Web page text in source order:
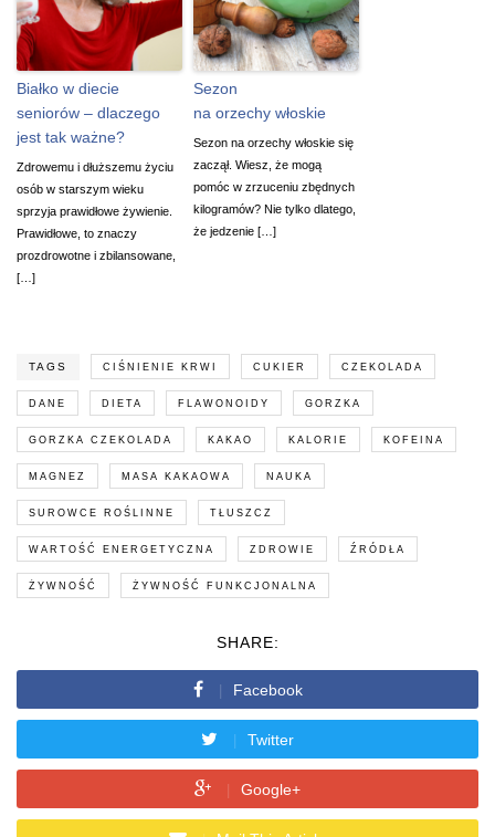
Białko w diecie
seniorów – dlaczego
jest tak ważne?
Zdrowemu i dłuższemu życiu
osób w starszym wieku
sprzyja prawidłowe żywienie.
Prawidłowe, to znaczy
prozdrowotne i zbilansowane,
[…]
Sezon
na orzechy włoskie
Sezon na orzechy włoskie się
zaczął. Wiesz, że mogą
pomóc w zrzuceniu zbędnych
kilogramów? Nie tylko dlatego,
że jedzenie […]
TAGS CIŚNIENIE KRWI CUKIER CZEKOLADA
DANE DIETA FLAWONOIDY GORZKA
GORZKA CZEKOLADA KAKAO KALORIE KOFEINA
MAGNEZ MASA KAKAOWA NAUKA
SUROWCE ROŚLINNE TŁUSZCZ
WARTOŚĆ ENERGETYCZNA ZDROWIE ŹRÓDŁA
ŻYWNOŚĆ ŻYWNOŚĆ FUNKCJONALNA
SHARE:
Facebook
Twitter
Google+